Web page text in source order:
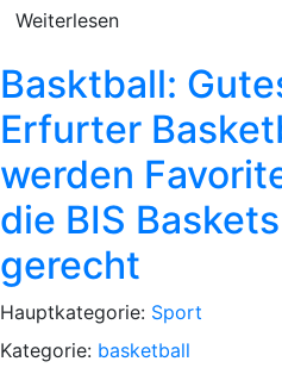
Weiterlesen
Basktball:
Erfurter
werden
die BIS
gerecht
Hauptkategorie: Sport
Kategorie: basketball